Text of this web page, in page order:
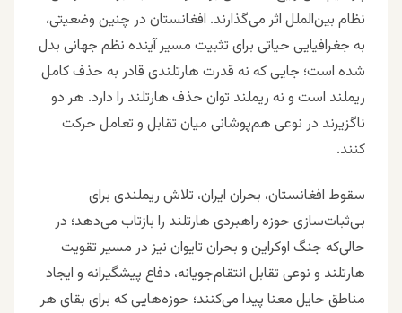
نظام بین‌الملل اثر می‌گذارند. افغانستان در چنین وضعیتی،
به جغرافیایی حیاتی برای تثبیت مسیر آینده نظم جهانی بدل
شده است؛ جایی که نه قدرت هارتلندی قادر به حذف کامل
ریملند است و نه ریملند توان حذف هارتلند را دارد. هر دو
ناگزیرند در نوعی هم‌پوشانی میان تقابل و تعامل حرکت
کنند.
سقوط افغانستان، بحران ایران، تلاش ریملندی برای
بی‌ثبات‌سازی حوزه راهبردی هارتلند را بازتاب می‌دهد؛ در
حالی‌که جنگ اوکراین و بحران تایوان نیز در مسیر تقویت
هارتلند و نوعی تقابل انتقام‌جویانه، دفاع پیشگیرانه و ایجاد
مناطق حایل معنا پیدا می‌کنند؛ حوزه‌هایی که برای بقای هر